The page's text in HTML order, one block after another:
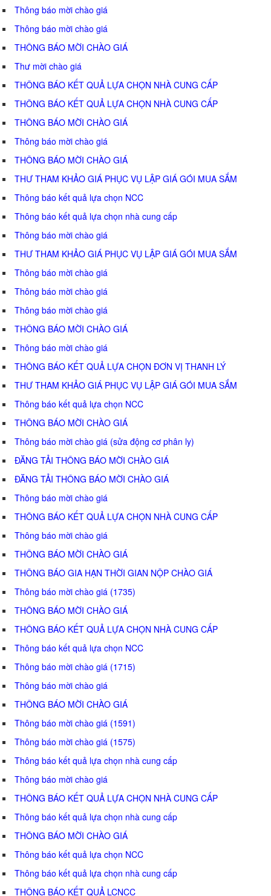
Thông báo mời chào giá
Thông báo mời chào giá
THÔNG BÁO MỜI CHÀO GIÁ
Thư mời chào giá
THÔNG BÁO KẾT QUẢ LỰA CHỌN NHÀ CUNG CẤP
THÔNG BÁO KẾT QUẢ LỰA CHỌN NHÀ CUNG CẤP
THÔNG BÁO MỜI CHÀO GIÁ
Thông báo mời chào giá
THÔNG BÁO MỜI CHÀO GIÁ
THƯ THAM KHẢO GIÁ PHỤC VỤ LẬP GIÁ GÓI MUA SẮM
Thông báo kết quả lựa chọn NCC
Thông báo kết quả lựa chọn nhà cung cấp
Thông báo mời chào giá
THƯ THAM KHẢO GIÁ PHỤC VỤ LẬP GIÁ GÓI MUA SẮM
Thông báo mời chào giá
Thông báo mời chào giá
Thông báo mời chào giá
THÔNG BÁO MỜI CHÀO GIÁ
Thông báo mời chào giá
THÔNG BÁO KẾT QUẢ LỰA CHỌN ĐƠN VỊ THANH LÝ
THƯ THAM KHẢO GIÁ PHỤC VỤ LẬP GIÁ GÓI MUA SẮM
Thông báo kết quả lựa chọn NCC
THÔNG BÁO MỜI CHÀO GIÁ
Thông báo mời chào giá (sửa động cơ phân ly)
ĐĂNG TẢI THÔNG BÁO MỜI CHÀO GIÁ
ĐĂNG TẢI THÔNG BÁO MỜI CHÀO GIÁ
Thông báo mời chào giá
THÔNG BÁO KẾT QUẢ LỰA CHỌN NHÀ CUNG CẤP
Thông báo mời chào giá
THÔNG BÁO MỜI CHÀO GIÁ
THÔNG BÁO GIA HẠN THỜI GIAN NỘP CHÀO GIÁ
Thông báo mời chào giá (1735)
THÔNG BÁO MỜI CHÀO GIÁ
THÔNG BÁO KẾT QUẢ LỰA CHỌN NHÀ CUNG CẤP
Thông báo kết quả lựa chọn NCC
Thông báo mời chào giá (1715)
Thông báo mời chào giá
THÔNG BÁO MỜI CHÀO GIÁ
Thông báo mời chào giá (1591)
Thông báo mời chào giá (1575)
Thông báo kết quả lựa chọn nhà cung cấp
Thông báo mời chào giá
THÔNG BÁO KẾT QUẢ LỰA CHỌN NHÀ CUNG CẤP
Thông báo kết quả lựa chọn nhà cung cấp
THÔNG BÁO MỜI CHÀO GIÁ
Thông báo kết quả lựa chọn NCC
Thông báo kết quả lựa chọn nhà cung cấp
THÔNG BÁO KẾT QUẢ LCNCC